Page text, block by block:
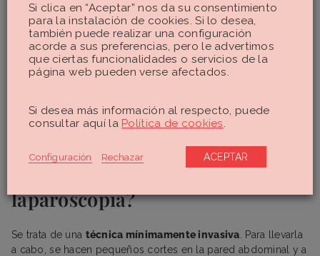
El tiempo en el hospital tras una
histerectomía es de entre 2 y 5 días
¿Cómo es una histerectomía por
laparoscopia?
Se trata de una técnica mínimamente invasiva . Para llevarla
a cabo, se hacen pequeños cortes en la pared abdominal y a
Si clica en “Aceptar” nos da su consentimiento
para la instalación de cookies. Si lo desea,
también puede realizar una configuración
acorde a sus preferencias, pero le advertimos
que ciertas funcionalidades o servicios de la
página web pueden verse afectados.
Si desea más información al respecto, puede
consultar aquí la Política de cookies
Configuración Rechazar ACEPTAR